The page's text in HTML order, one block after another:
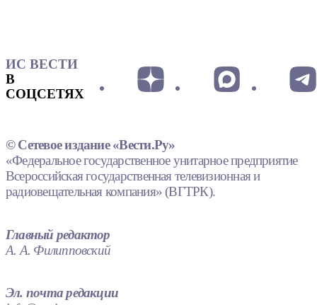
ИС ВЕСТИ
В
СОЦСЕТЯХ
© Сетевое издание «Вести.Ру»
«Федеральное государственное унитарное предприятие
Всероссийская государственная телевизионная и
радиовещательная компания» (ВГТРК).
Главный редактор
А. А. Филипповский
Эл. почта редакции